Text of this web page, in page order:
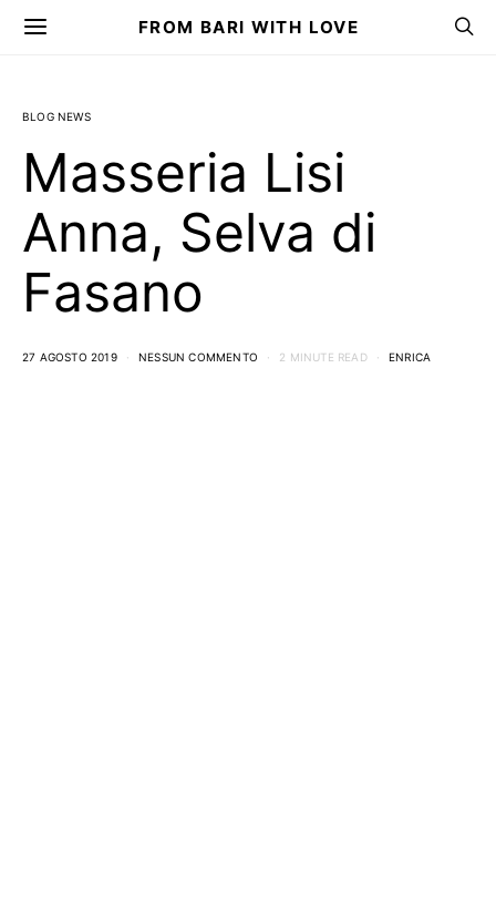
FROM BARI WITH LOVE
BLOG NEWS
Masseria Lisi
Anna, Selva di
Fasano
27 AGOSTO 2019 NESSUN COMMENTO 2 MINUTE READ ENRICA